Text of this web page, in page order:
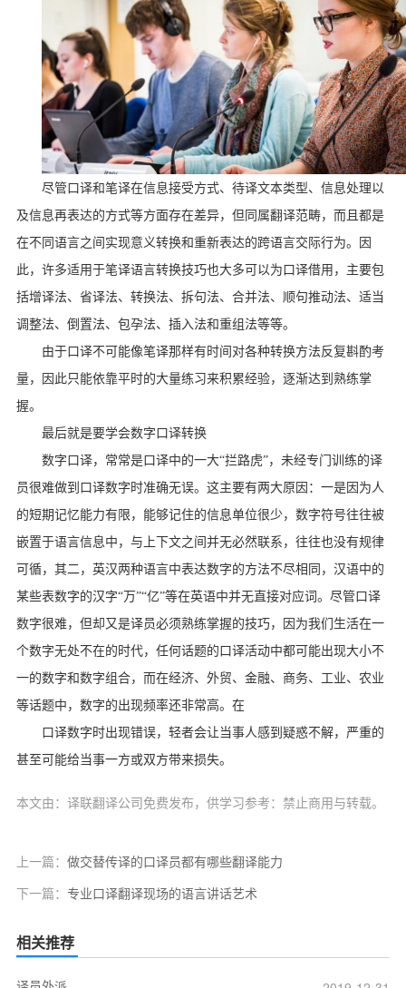
尽管口译和笔译在信息接受方式、待译文本类型、信息处理以
及信息再表达的方式等方面存在差异，但同属翻译范畴，而且都是
在不同语言之间实现意义转换和重新表达的跨语言交际行为。因
此，许多适用于笔译语言转换技巧也大多可以为口译借用，主要包
括增译法、省译法、转换法、拆句法、合并法、顺句推动法、适当
调整法、倒置法、包孕法、插入法和重组法等等。
由于口译不可能像笔译那样有时间对各种转换方法反复斟酌考
量，因此只能依靠平时的大量练习来积累经验，逐渐达到熟练掌
握。
最后就是要学会数字口译转换
数字口译，常常是口译中的一大“拦路虎”，未经专门训练的译
员很难做到口译数字时准确无误。这主要有两大原因：一是因为人
的短期记忆能力有限，能够记住的信息单位很少，数字符号往往被
嵌置于语言信息中，与上下文之间并无必然联系，往往也没有规律
可循，其二，英汉两种语言中表达数字的方法不尽相同，汉语中的
某些表数字的汉字“万”“亿”等在英语中并无直接对应词。尽管口译
数字很难，但却又是译员必须熟练掌握的技巧，因为我们生活在一
个数字无处不在的时代，任何话题的口译活动中都可能出现大小不
一的数字和数字组合，而在经济、外贸、金融、商务、工业、农业
等话题中，数字的出现频率还非常高。在
口译数字时出现错误，轻者会让当事人感到疑惑不解，严重的
甚至可能给当事一方或双方带来损失。
本文由：译联翻译公司免费发布，供学习参考：禁止商用与转载。
上一篇： 做交替传译的口译员都有哪些翻译能力
下一篇： 专业口译翻译现场的语言讲话艺术
相关推荐